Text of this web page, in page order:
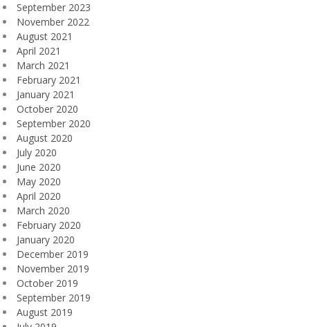
September 2023
November 2022
August 2021
April 2021
March 2021
February 2021
January 2021
October 2020
September 2020
August 2020
July 2020
June 2020
May 2020
April 2020
March 2020
February 2020
January 2020
December 2019
November 2019
October 2019
September 2019
August 2019